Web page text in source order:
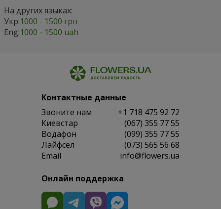
На других языках:
Укр:1000 - 1500 грн
Eng:1000 - 1500 uah
Контактные данные
Звоните нам
+1 718 475 92 72
Киевстар
(067) 355 77 55
Водафон
(099) 355 77 55
Лайфсел
(073) 565 56 68
Email
info@flowers.ua
Онлайн поддержка